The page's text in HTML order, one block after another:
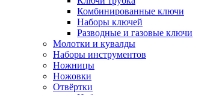
Комбинированные ключи
Наборы ключей
Разводные и газовые ключи
Молотки и кувалды
Наборы инструментов
Ножницы
Ножовки
Отвёртки